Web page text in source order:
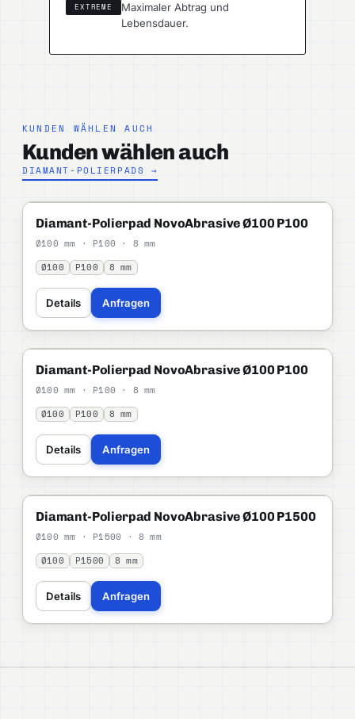
EXTREME
Maximaler Abtrag und
Lebensdauer.
KUNDEN WÄHLEN AUCH
Kunden wählen auch
DIAMANT-POLIERPADS →
PROFI NOVOABRASIVE
Diamant-Polierpad NovoAbrasive Ø100 P100
Ø100 mm · P100 · 8 mm
Ø100 P100 8 mm
Details Anfragen
PROFI NOVOABRASIVE
Diamant-Polierpad NovoAbrasive Ø100 P100
Ø100 mm · P100 · 8 mm
Ø100 P100 8 mm
Details Anfragen
PROFI NOVOABRASIVE
Diamant-Polierpad NovoAbrasive Ø100 P1500
Ø100 mm · P1500 · 8 mm
Ø100 P1500 8 mm
Details Anfragen